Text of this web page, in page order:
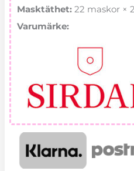
Masktäthet: 22 maskor ×
Varumärke: